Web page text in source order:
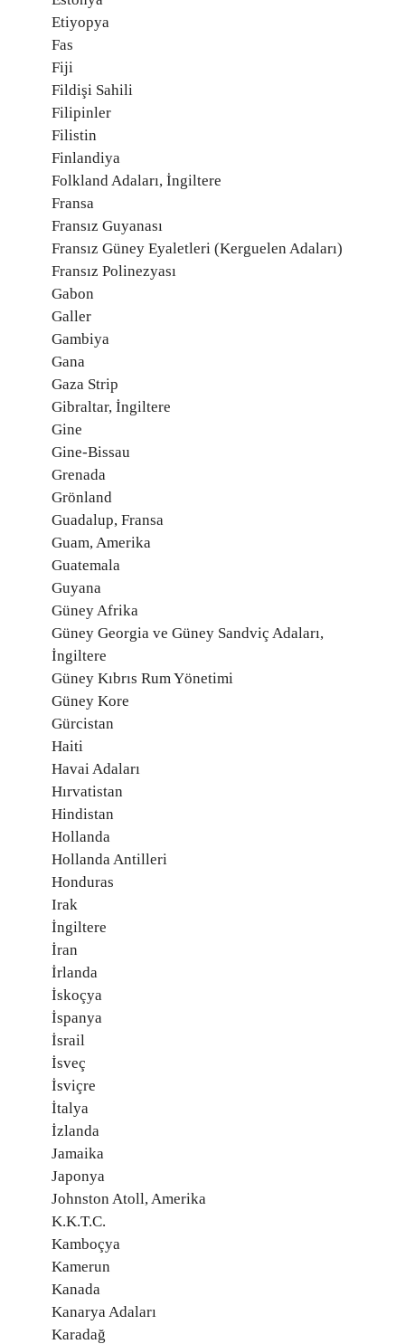
Etiyopya
Fas
Fiji
Fildişi Sahili
Filipinler
Filistin
Finlandiya
Folkland Adaları, İngiltere
Fransa
Fransız Guyanası
Fransız Güney Eyaletleri (Kerguelen Adaları)
Fransız Polinezyası
Gabon
Galler
Gambiya
Gana
Gaza Strip
Gibraltar, İngiltere
Gine
Gine-Bissau
Grenada
Grönland
Guadalup, Fransa
Guam, Amerika
Guatemala
Guyana
Güney Afrika
Güney Georgia ve Güney Sandviç Adaları,
İngiltere
Güney Kıbrıs Rum Yönetimi
Güney Kore
Gürcistan
Haiti
Havai Adaları
Hırvatistan
Hindistan
Hollanda
Hollanda Antilleri
Honduras
Irak
İngiltere
İran
İrlanda
İskoçya
İspanya
İsrail
İsveç
İsviçre
İtalya
İzlanda
Jamaika
Japonya
Johnston Atoll, Amerika
K.K.T.C.
Kamboçya
Kamerun
Kanada
Kanarya Adaları
Karadağ